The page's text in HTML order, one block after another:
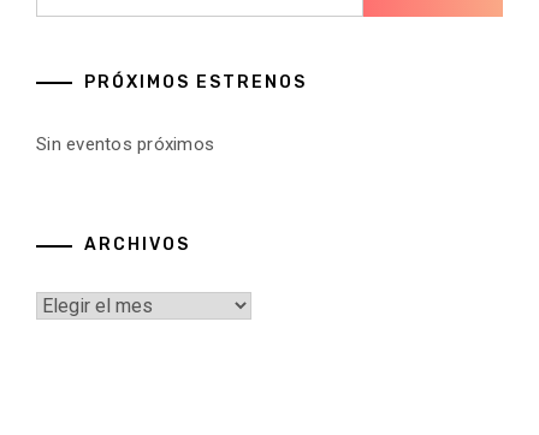
PRÓXIMOS ESTRENOS
Sin eventos próximos
ARCHIVOS
Archivos